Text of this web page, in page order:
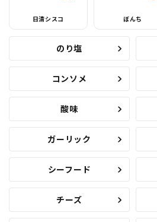
日清シスコ ぼんち
のり塩
コンソメ
酸味
ガーリック
シーフード
チーズ